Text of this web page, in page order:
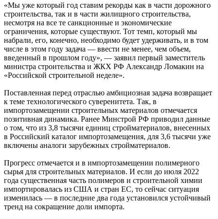
«Мы уже который год ставим рекорды как в части дорожного
строительства, так и в части жилищного строительства,
несмотря на все те санкционные и экономические
ограничения, которые существуют. Тот темп, который мы
набрали, его, конечно, необходимо будет удерживать, и в том
числе в этом году задача — ввести не менее, чем объем,
введенный в прошлом году», — заявил первый заместитель
министра строительства и ЖКХ РФ Александр Ломакин на
«Российской строительной неделе».
Поставленная перед отраслью амбициозная задача возвращает
к теме технологического суверенитета. Так, в
импортозамещении строительных материалов отмечается
позитивная динамика. Ранее Минстрой РФ приводил данные
о том, что из 3,8 тысячи единиц стройматериалов, внесенных
в Российский каталог импортозамещения, для 3,6 тысячи уже
включены аналоги зарубежных стройматериалов.
Прогресс отмечается и в импортозамещении полимерного
сырья для строительных материалов. И если до июля 2022
года существенная часть полимеров и строительной химии
импортировалась из США и стран ЕС, то сейчас ситуация
изменилась — в последние два года установился устойчивый
тренд на сокращение доли импорта.